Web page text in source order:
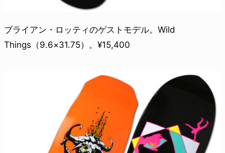
ブライアン・ロッティのゲストモデル。Wild
Things（9.6×31.75）。¥15,400